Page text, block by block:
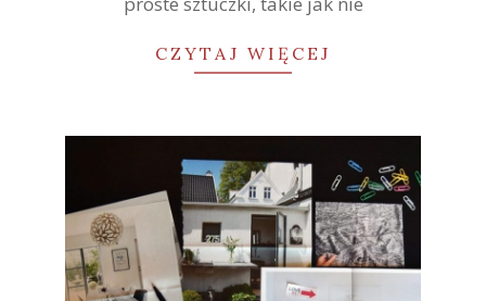
CZYTAJ WIĘCEJ